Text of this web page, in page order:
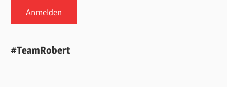
#TeamRobert